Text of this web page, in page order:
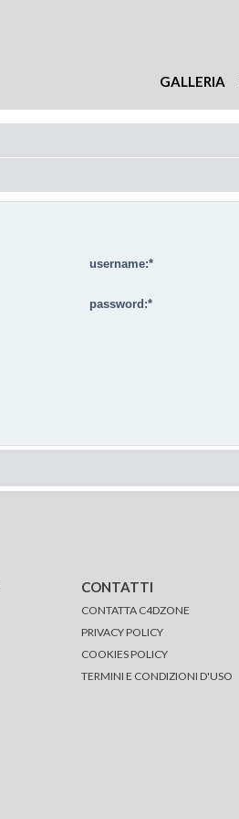
GALLERIA
username:
password:
CONTATTI
CONTATTA C4DZONE
PRIVACY POLICY
COOKIES POLICY
TERMINI E CONDIZIONI D'USO